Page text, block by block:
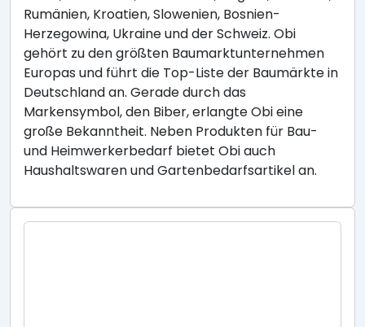
Rumänien, Kroatien, Slowenien, Bosnien-
Herzegowina, Ukraine und der Schweiz. Obi
gehört zu den größten Baumarktunternehmen
Europas und führt die Top-Liste der Baumärkte in
Deutschland an. Gerade durch das
Markensymbol, den Biber, erlangte Obi eine
große Bekanntheit. Neben Produkten für Bau-
und Heimwerkerbedarf bietet Obi auch
Haushaltswaren und Gartenbedarfsartikel an.